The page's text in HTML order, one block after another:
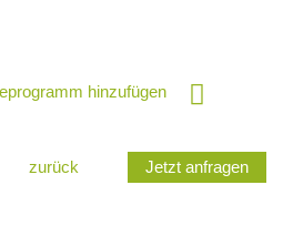
hinzufügen
zurück Jetzt anfragen